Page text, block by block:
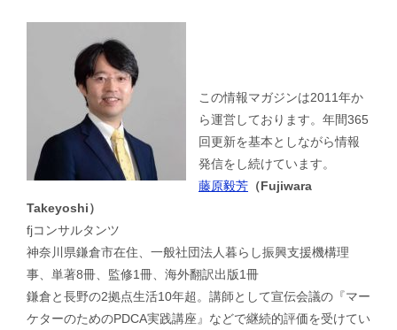
この情報マガジンは2011年か
ら運営しております。年間365
回更新を基本としながら情報
発信をし続けています。
藤原毅芳 （Fujiwara
Takeyoshi）
fjコンサルタンツ
神奈川県鎌倉市在住、一般社団法人暮らし振興支援機構理
事、単著8冊、監修1冊、海外翻訳出版1冊
鎌倉と長野の2拠点生活10年超。講師として宣伝会議の『マー
ケターのためのPDCA実践講座』などで継続的評価を受けてい